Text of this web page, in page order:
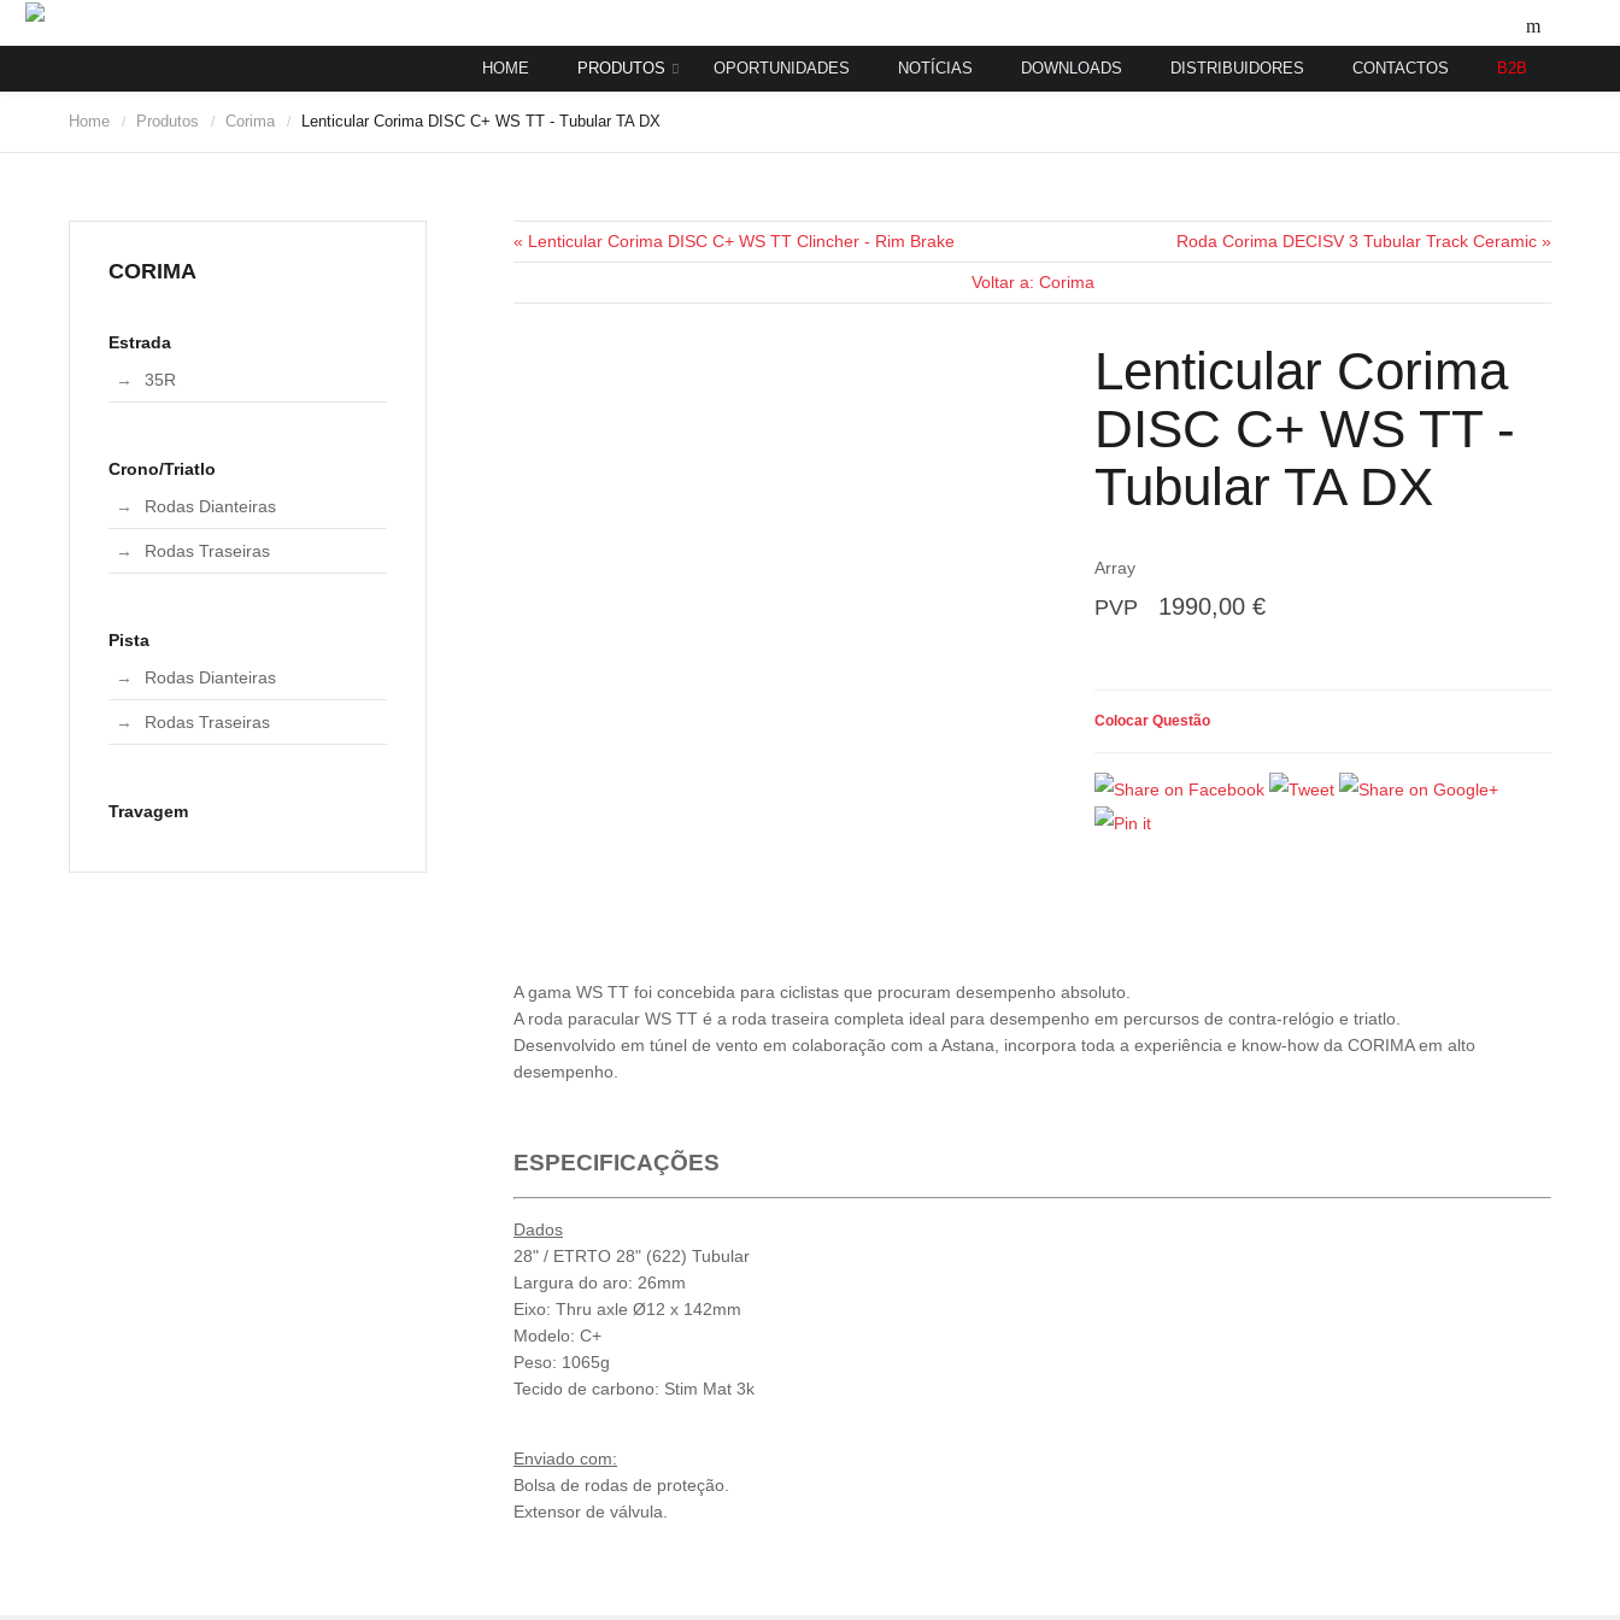
HOME PRODUTOS OPORTUNIDADES NOTÍCIAS DOWNLOADS DISTRIBUIDORES CONTACTOS B2B
Home / Produtos / Corima / Lenticular Corima DISC C+ WS TT - Tubular TA DX
« Lenticular Corima DISC C+ WS TT Clincher - Rim Brake Roda Corima DECISV 3 Tubular Track Ceramic »
Voltar a: Corima
Lenticular Corima
DISC C+ WS TT -
Tubular TA DX
Array
PVP 1990,00 €
Colocar Questão
A gama WS TT foi concebida para ciclistas que procuram desempenho absoluto.
A roda paracular WS TT é a roda traseira completa ideal para desempenho em percursos de contra-relógio e triatlo.
Desenvolvido em túnel de vento em colaboração com a Astana, incorpora toda a experiência e know-how da CORIMA em alto
desempenho.
ESPECIFICAÇÕES
Dados
28" / ETRTO 28" (622) Tubular
Largura do aro: 26mm
Eixo: Thru axle Ø12 x 142mm
Modelo: C+
Peso: 1065g
Tecido de carbono: Stim Mat 3k
Enviado com:
Bolsa de rodas de proteção.
Extensor de válvula.
CORIMA
Estrada
35R
Crono/Triatlo
Rodas Dianteiras
Rodas Traseiras
Pista
Rodas Dianteiras
Rodas Traseiras
Travagem